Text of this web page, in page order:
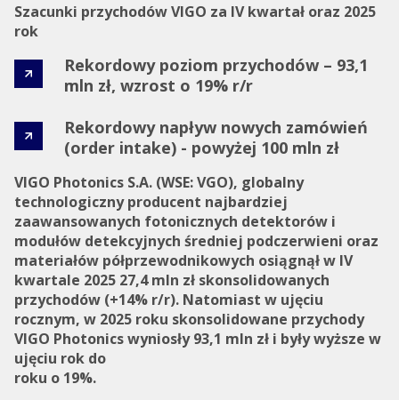
Szacunki przychodów VIGO za IV kwartał oraz 2025
rok
Rekordowy poziom przychodów – 93,1
mln zł, wzrost o 19% r/r
Rekordowy napływ nowych zamówień
(order intake) - powyżej 100 mln zł
VIGO Photonics S.A. (WSE: VGO), globalny
technologiczny producent najbardziej
zaawansowanych fotonicznych detektorów i
modułów detekcyjnych średniej podczerwieni oraz
materiałów półprzewodnikowych osiągnął w IV
kwartale 2025 27,4 mln zł skonsolidowanych
przychodów (+14% r/r). Natomiast w ujęciu
rocznym, w 2025 roku skonsolidowane przychody
VIGO Photonics wyniosły 93,1 mln zł i były wyższe w
ujęciu rok do
roku o 19%.